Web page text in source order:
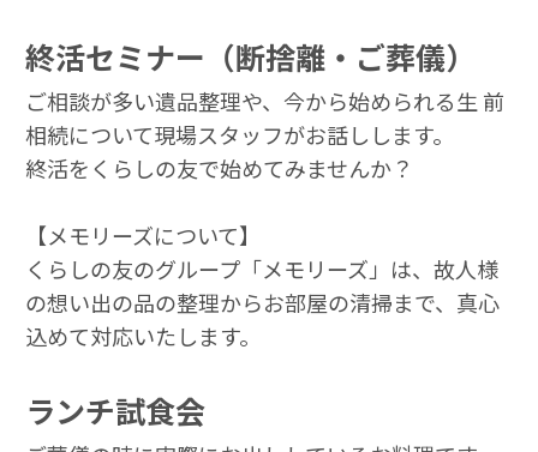
終活セミナー（断捨離・ご葬儀）
ご相談が多い遺品整理や、今から始められる生 前
相続について現場スタッフがお話しします。
終活をくらしの友で始めてみませんか？
【メモリーズについて】
くらしの友のグループ「メモリーズ」は、故人様
の想い出の品の整理からお部屋の清掃まで、真心
込めて対応いたします。
ランチ試食会